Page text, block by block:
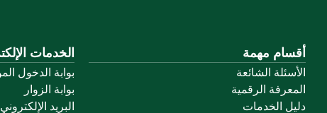
أقسام مهمة
الأسئلة الشائعة
المعرفة الرقمية
دليل الخدمات
الخدمات
بوابة الدخول
بوابة الزوار
البريد الإلكتروني